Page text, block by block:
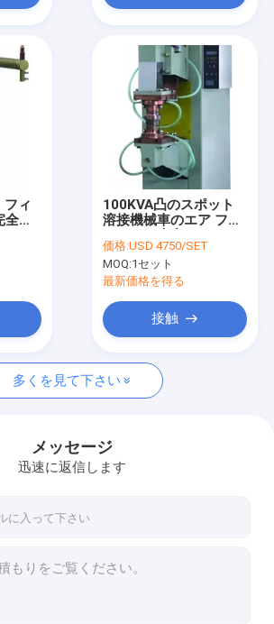
フィルター
機械
をつけるナイフ
をつける機械
フィ
な
100KVA凸のスポット
溶接機械車のエア フィ
価格:USD 4750/SET
MOQ:1セット
最新価格を得る
接触
多くを見て下さい
メッセージ
迅速に返信します